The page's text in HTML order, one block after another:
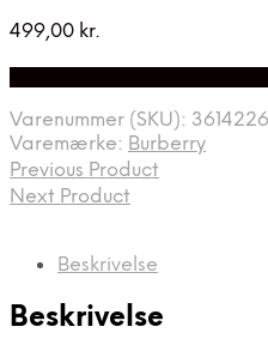
499,00 kr.
Varenummer (SKU):
Varemærke: Burberry
Previous Product
Next Product
Beskrivelse
Beskrivelse